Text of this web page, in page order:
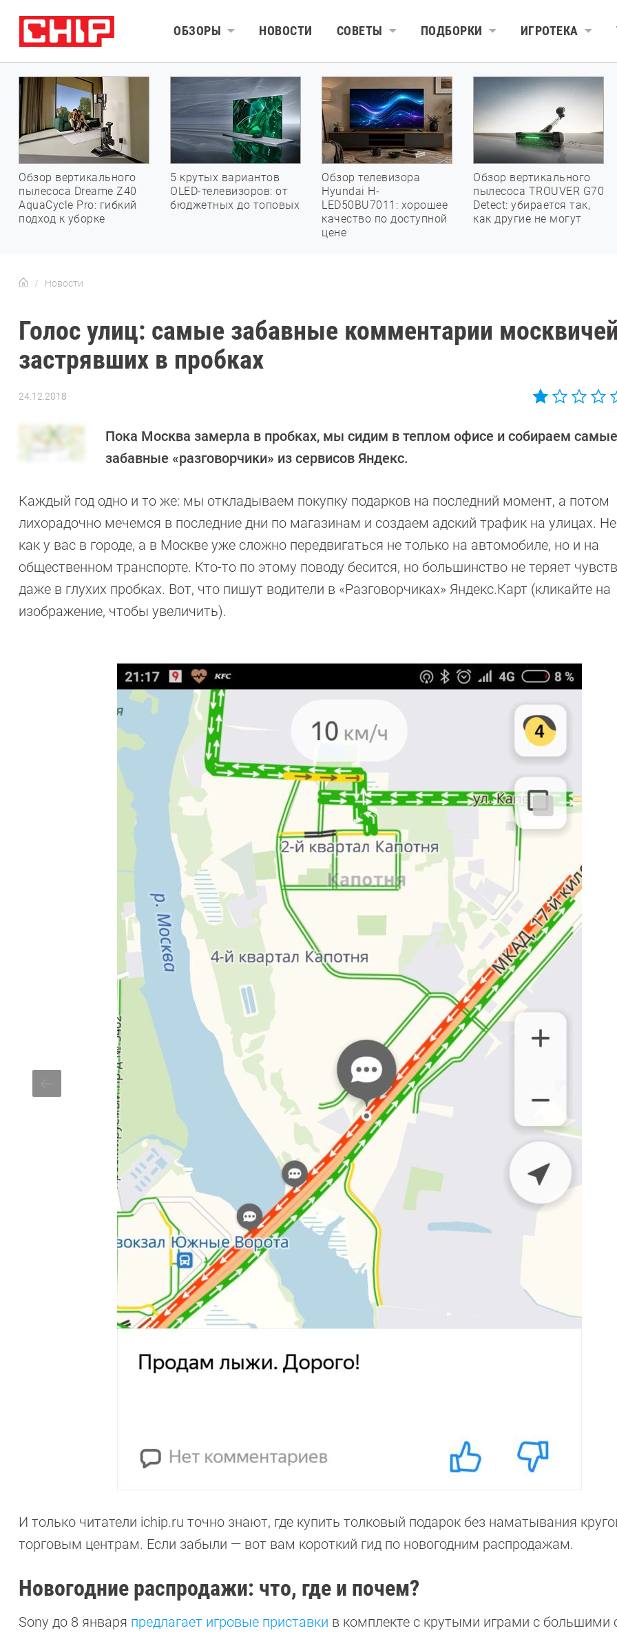
ОБЗОРЫ НОВОСТИ СОВЕТЫ ПОДБОРКИ ИГРОТЕКА
Обзор вертикального
пылесоса Dreame Z40
AquaCycle Pro: гибкий
подход к уборке
5 крутых вариантов
OLED-телевизоров: от
бюджетных до топовых
Обзор телевизора
Hyundai H-
LED50BU7011: хорошее
качество по доступной
цене
Обзор вертикального
пылесоса TROUVER G70
Detect: убирается так,
как другие не могут
Новости
Голос улиц: самые забавные комментарии
застрявших в пробках
24.12.2018
Воробьев
Пока Москва замерла в пробках, мы сидим в теплом офисе и собираем самые
забавные «разговорчики» из сервисов Яндекс.
Каждый год одно и то же: мы откладываем покупку подарков на последний момент, а потом
лихорадочно мечемся в последние дни по магазинам и создаем адский трафик на улицах.
как у вас в городе, а в Москве уже сложно передвигаться не только на автомобиле, но и на
общественном транспорте. Кто-то по этому поводу бесится, но большинство не теряет
даже в глухих пробках. Вот, что пишут водители в «Разговорчиках» Яндекс.Карт (кликайте на
изображение, чтобы увеличить).
И только читатели ichip.ru точно знают, где купить толковый подарок без наматывания
торговым центрам. Если забыли — вот вам короткий гид по новогодним распродажам.
Новогодние распродажи: что, где и почем?
Sony до 8 января предлагает игровые приставки в комплекте с крутыми играми с большими